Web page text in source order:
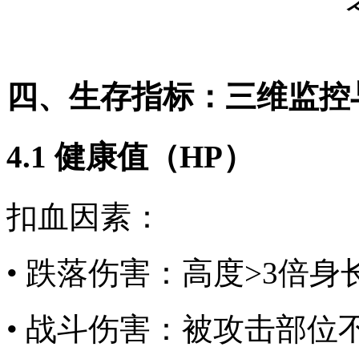
四、生存指标：三维监
4.1 健康值（HP）
扣血因素：
• 跌落伤害：高度>3倍
• 战斗伤害：被攻击部位